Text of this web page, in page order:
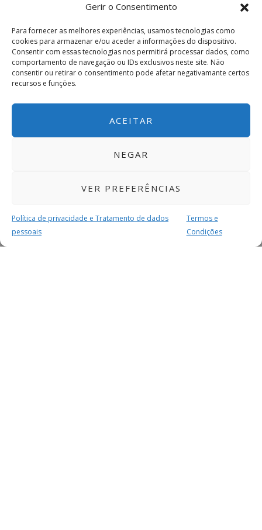
Gerir o Consentimento
Para fornecer as melhores experiências, usamos tecnologias como
cookies para armazenar e/ou aceder a informações do dispositivo.
Consentir com essas tecnologias nos permitirá processar dados, como
comportamento de navegação ou IDs exclusivos neste site. Não
consentir ou retirar o consentimento pode afetar negativamante certos
recursos e funções.
ACEITAR
NEGAR
VER PREFERÊNCIAS
Política de privacidade e Tratamento de dados
pessoais
Termos e
Condições